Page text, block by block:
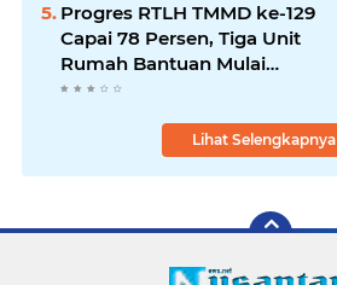
Progres RTLH TMMD ke-129
Capai 78 Persen, Tiga Unit
Rumah Bantuan Mulai
Rampung
Lihat Selengkapnya